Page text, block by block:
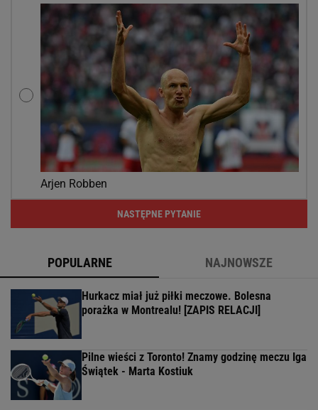
Arjen Robben
NASTĘPNE PYTANIE
POPULARNE NAJNOWSZE
Hurkacz miał już piłki meczowe. Bolesna
porażka w Montrealu! [ZAPIS RELACJI]
Pilne wieści z Toronto! Znamy godzinę meczu Iga
Świątek - Marta Kostiuk